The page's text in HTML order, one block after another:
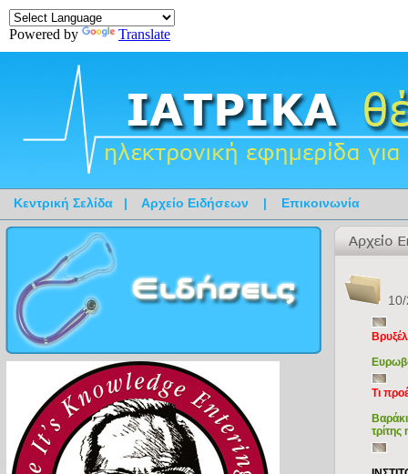
Powered by Translate
Κεντρική Σελίδα | Αρχείο Ειδήσεων | Επικοινωνία
Τι
τρίτης